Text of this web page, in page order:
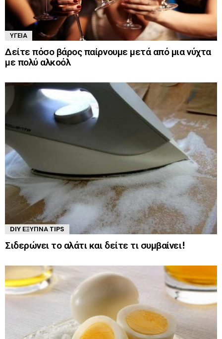
ΥΓΕΊΑ
Δείτε πόσο βάρος παίρνουμε μετά από μια νύχτα
με πολύ αλκοόλ
DIY ΈΞΥΠΝΑ TIPS
Σιδερώνει το αλάτι και δείτε τι συμβαίνει!